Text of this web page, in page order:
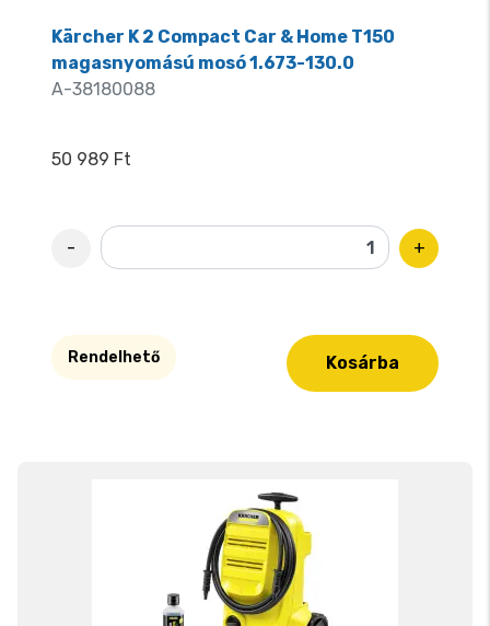
Kärcher K 2 Compact Car & Home T150
magasnyomású mosó 1.673-130.0
A-38180088
50 989 Ft
- +
Rendelhető Kosárba